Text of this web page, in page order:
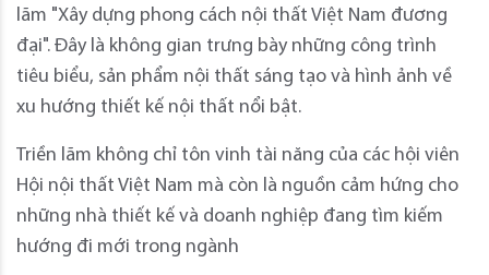
lãm "Xây dựng phong cách nội thất Việt Nam đương
đại". Đây là không gian trưng bày những công trình
tiêu biểu, sản phẩm nội thất sáng tạo và hình ảnh về
xu hướng thiết kế nội thất nổi bật.
Triền lãm không chỉ tôn vinh tài năng của các hội viên
Hội nội thất Việt Nam mà còn là nguồn cảm hứng cho
những nhà thiết kế và doanh nghiệp đang tìm kiếm
hướng đi mới trong ngành